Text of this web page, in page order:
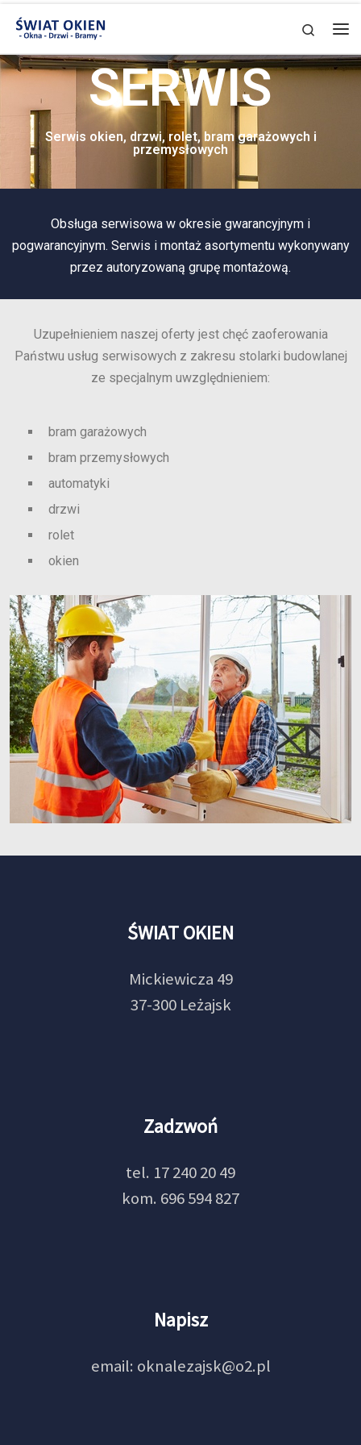
Skip to content Search
SERWIS
Serwis okien, drzwi, rolet, bram garażowych i
przemysłowych
Obsługa serwisowa w okresie gwarancyjnym i
pogwarancyjnym. Serwis i montaż asortymentu wykonywany
przez autoryzowaną grupę montażową.
Uzupełnieniem naszej oferty jest chęć zaoferowania
Państwu usług serwisowych z zakresu stolarki budowlanej
ze specjalnym uwzględnieniem:
bram garażowych
bram przemysłowych
automatyki
drzwi
rolet
okien
ŚWIAT OKIEN
Mickiewicza 49
37-300 Leżajsk
Zadzwoń
tel. 17 240 20 49
kom. 696 594 827
Napisz
email: oknalezajsk@o2.pl